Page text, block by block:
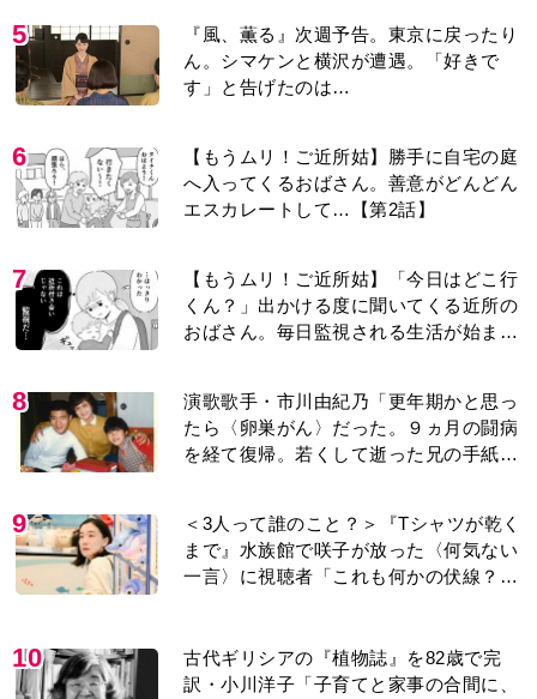
5
『風、薫る』次週予告。東京に戻ったり
ん。シマケンと横沢が遭遇。「好きで
す」と告げたのは…
6
【もうムリ！ご近所姑】勝手に自宅の庭
へ入ってくるおばさん。善意がどんどん
エスカレートして…【第2話】
7
【もうムリ！ご近所姑】「今日はどこ行
くん？」出かける度に聞いてくる近所の
おばさん。毎日監視される生活が始ま
8
演歌歌手・市川由紀乃「更年期かと思っ
たら〈卵巣がん〉だった。９ヵ月の闘病
を経て復帰。若くして逝った兄の手紙を
9
＜3人って誰のこと？＞『Tシャツが乾く
まで』水族館で咲子が放った〈何気ない
一言〉に視聴者「これも何かの伏線？」
10
古代ギリシアの『植物誌』を82歳で完
訳・小川洋子「子育てと家事の合間に、